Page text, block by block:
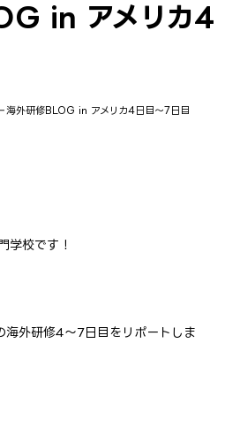
in アメリカ4
海外研修BLOG in アメリカ4日目～7日目
学校です！
海外研修4～7日目をリポートしま